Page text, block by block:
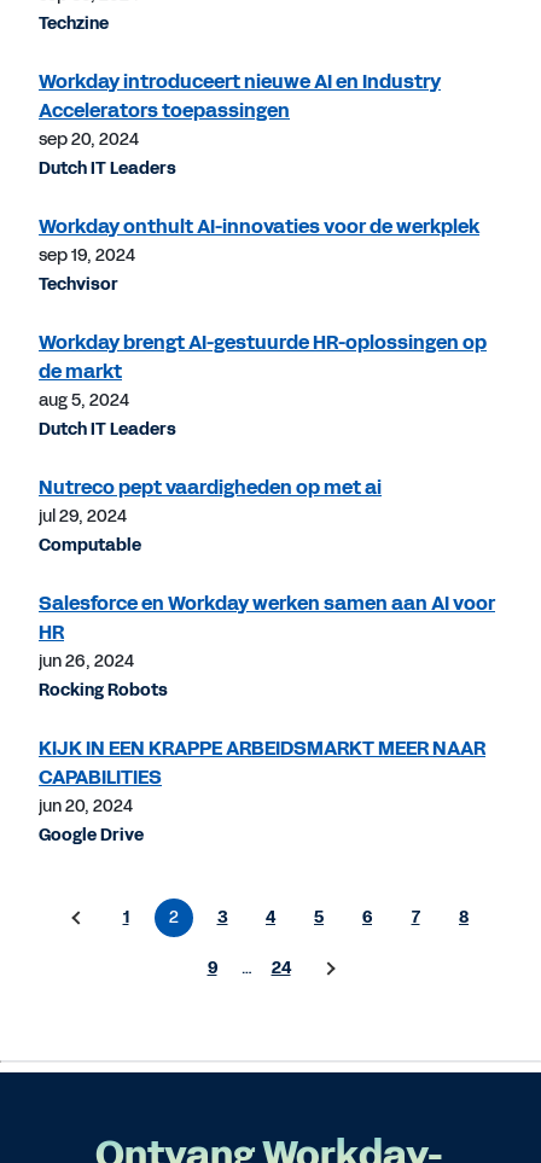
Techzine
Workday introduceert nieuwe AI en Industry
Accelerators toepassingen
sep 20, 2024
Dutch IT Leaders
Workday onthult AI-innovaties voor de werkplek
sep 19, 2024
Techvisor
Workday brengt AI-gestuurde HR-oplossingen op
de markt
aug 5, 2024
Dutch IT Leaders
Nutreco pept vaardigheden op met ai
jul 29, 2024
Computable
Salesforce en Workday werken samen aan AI voor
HR
jun 26, 2024
Rocking Robots
KIJK IN EEN KRAPPE ARBEIDSMARKT MEER NAAR
CAPABILITIES
jun 20, 2024
Google Drive
1 2 3 4 5 6 7 8
9 … 24